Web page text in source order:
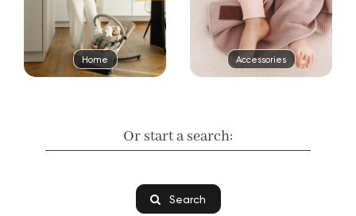
Home Accessories
Or start a search:
Search